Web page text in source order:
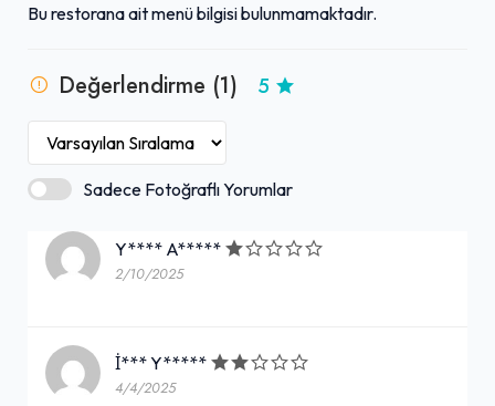
Bu restorana ait menü bilgisi bulunmamaktadır.
Değerlendirme (1) 5
Sadece Fotoğraflı Yorumlar
Y**** A*****
2/10/2025
İ*** Y*****
4/4/2025